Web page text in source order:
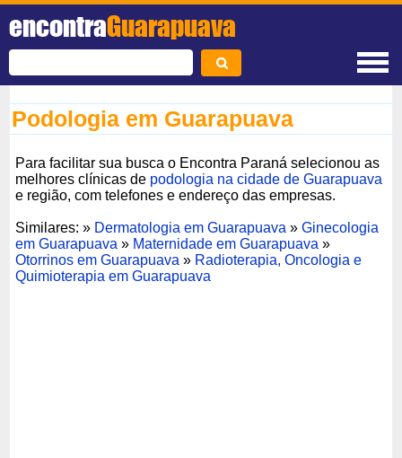
encontraGuarapuava
Podologia em Guarapuava
Para facilitar sua busca o Encontra Paraná selecionou as
melhores clínicas de podologia na cidade de Guarapuava
e região, com telefones e endereço das empresas.
Similares: » Dermatologia em Guarapuava »Ginecologia
em Guarapuava » Maternidade em Guarapuava »
Otorrinos em Guarapuava » Radioterapia, Oncologia e
Quimioterapia em Guarapuava